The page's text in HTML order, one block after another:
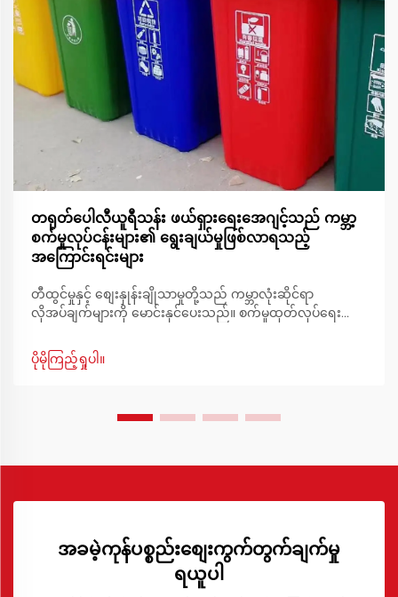
တရုတ်ပေါလီယူရီသန်း ဖယ်ရှားရေးအေဂျင့်သည် ကမ္ဘာ့
စက်မှုလုပ်ငန်းများ၏ ရွေးချယ်မှုဖြစ်လာရသည့်
အကြောင်းရင်းများ
တီထွင်မှုနှင့် စျေးနှုန်းချိုသာမှုတို့သည် ကမ္ဘာလုံးဆိုင်ရာ
လိုအပ်ချက်များကို မောင်းနှင်ပေးသည်။ စက်မှုထုတ်လုပ်ရေး
တစ်သမတ်တည်းဖြစ်စေရန်အတွက် ထိရောက်မှုနှင့် တိကျမှု
တို့သည် အဓိကအစိတ်အပိုင်းများဖြစ်သည်။ တရုတ် ပေါလီယူရီ
တစ်ခုအဖြစ် ထွန်းထောင်လာသည်။
ပိုမိုကြည့်ရှုပါ။
အခမဲ့ကုန်ပစ္စည်းစျေးကွက်တွက်ချက်မှု
ရယူပါ